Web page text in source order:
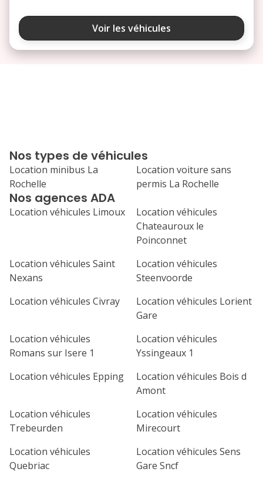
août 2026
ma me
24 25 26
31
septembre 2026
me je
2 3
7 8 9 10
15 16 17 18
23
29 30
Voir les véhicules
Nos agences ADA
Location véhicules Limoux
Location véhicules
Chateauroux le
Poinconnet
Location véhicules Saint
Nexans
Location véhicules
Steenvoorde
Location véhicules Civray
Location véhicules Lorient
Gare
Location véhicules
Romans sur Isere 1
Location véhicules
Yssingeaux 1
Location véhicules Epping
Location véhicules Bois d
Amont
Location véhicules
Trebeurden
Location véhicules
Mirecourt
Location véhicules
Quebriac
Location véhicules Sens
Gare Sncf
Nos types de véhicules
Location minibus La
Rochelle
Location voiture sans
permis La Rochelle